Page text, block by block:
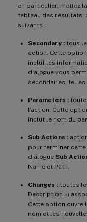
en particulier, mettez
tableau des résultats,
suivants :
Secondary : tous
action. Cette
inclut les
dialogue vous
secondaires, telles
Parameters :
l’action. Cette
inclut le nom du
Sub Actions :
pour terminer
dialogue Sub
Name et Path.
Changes : toutes
Description »)
Cette option ouvre
nom et les